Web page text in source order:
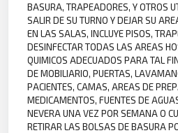
BASURA, TRAPEADORES, Y OTROS
SALIR DE SU TURNO Y DEJAR SU
EN LAS SALAS, INCLUYE PISOS,
DESINFECTAR TODAS LAS AREAS
QUIMICOS ADECUADOS PARA TAL
DE MOBILIARIO, PUERTAS,
PACIENTES, CAMAS, AREAS DE
MEDICAMENTOS, FUENTES DE
NEVERA UNA VEZ POR SEMANA O
RETIRAR LAS BOLSAS DE BASURA